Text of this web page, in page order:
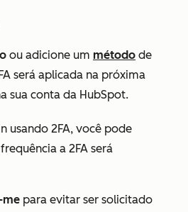
ou adicione um método de
será aplicada na próxima
sua conta da HubSpot.
usando 2FA, você pode
a 2FA será
me para evitar ser solicitado